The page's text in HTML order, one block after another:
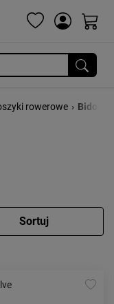
rowerowe › Bidony
od najwyższej